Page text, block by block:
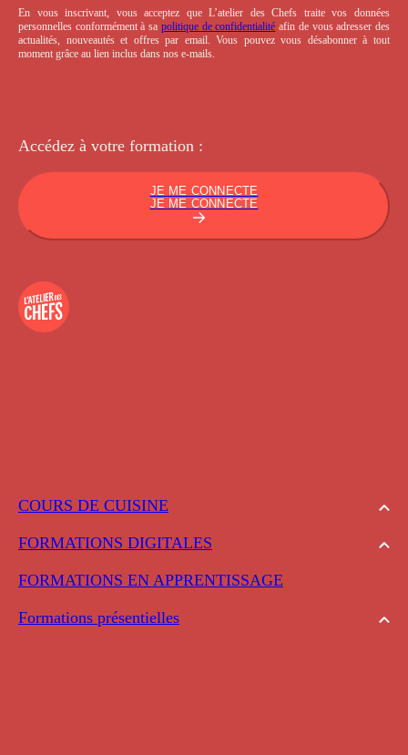
COURS DE CUISINE
FORMATIONS DIGITALES
FORMATIONS EN APPRENTISSAGE
Formations présentielles
En vous inscrivant, vous acceptez que L’atelier des Chefs traite vos données
personnelles conformément à sa politique de confidentialité afin de vous adresser des
actualités, nouveautés et offres par email. Vous pouvez vous désabonner à tout
moment grâce au lien inclus dans nos e-mails.
Accédez à votre formation :
JE ME CONNECTE
JE ME CONNECTE